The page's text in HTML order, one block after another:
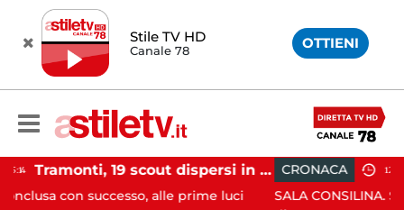
Stile TV HD
Canale 78 OTTIENI
Tramonti, 19 scout dispersi in montagna salvati dai vigili del fuoco
alle prime luci
CRONACA 12:41
SALA CONSILINA. Si ritrovano